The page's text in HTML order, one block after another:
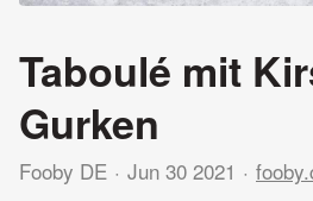
Taboulé mit
Gurken
Fooby DE Jun 30 2021